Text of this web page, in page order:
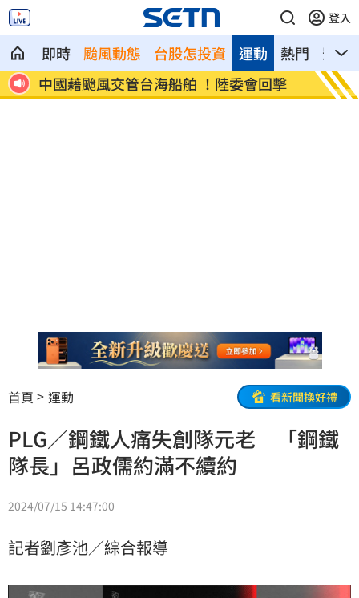
登入
即時 颱風動態 台股怎投資 熱門 影音
運動
往
中國藉颱風交管台海船舶 ！陸委會回擊 白海
首頁 運動 看新聞換好禮
PLG／鋼鐵人痛失創隊元老 「鋼鐵
隊長」呂政儒約滿不續約
2024/07/15 14:47:00
記者劉彥池／綜合報導